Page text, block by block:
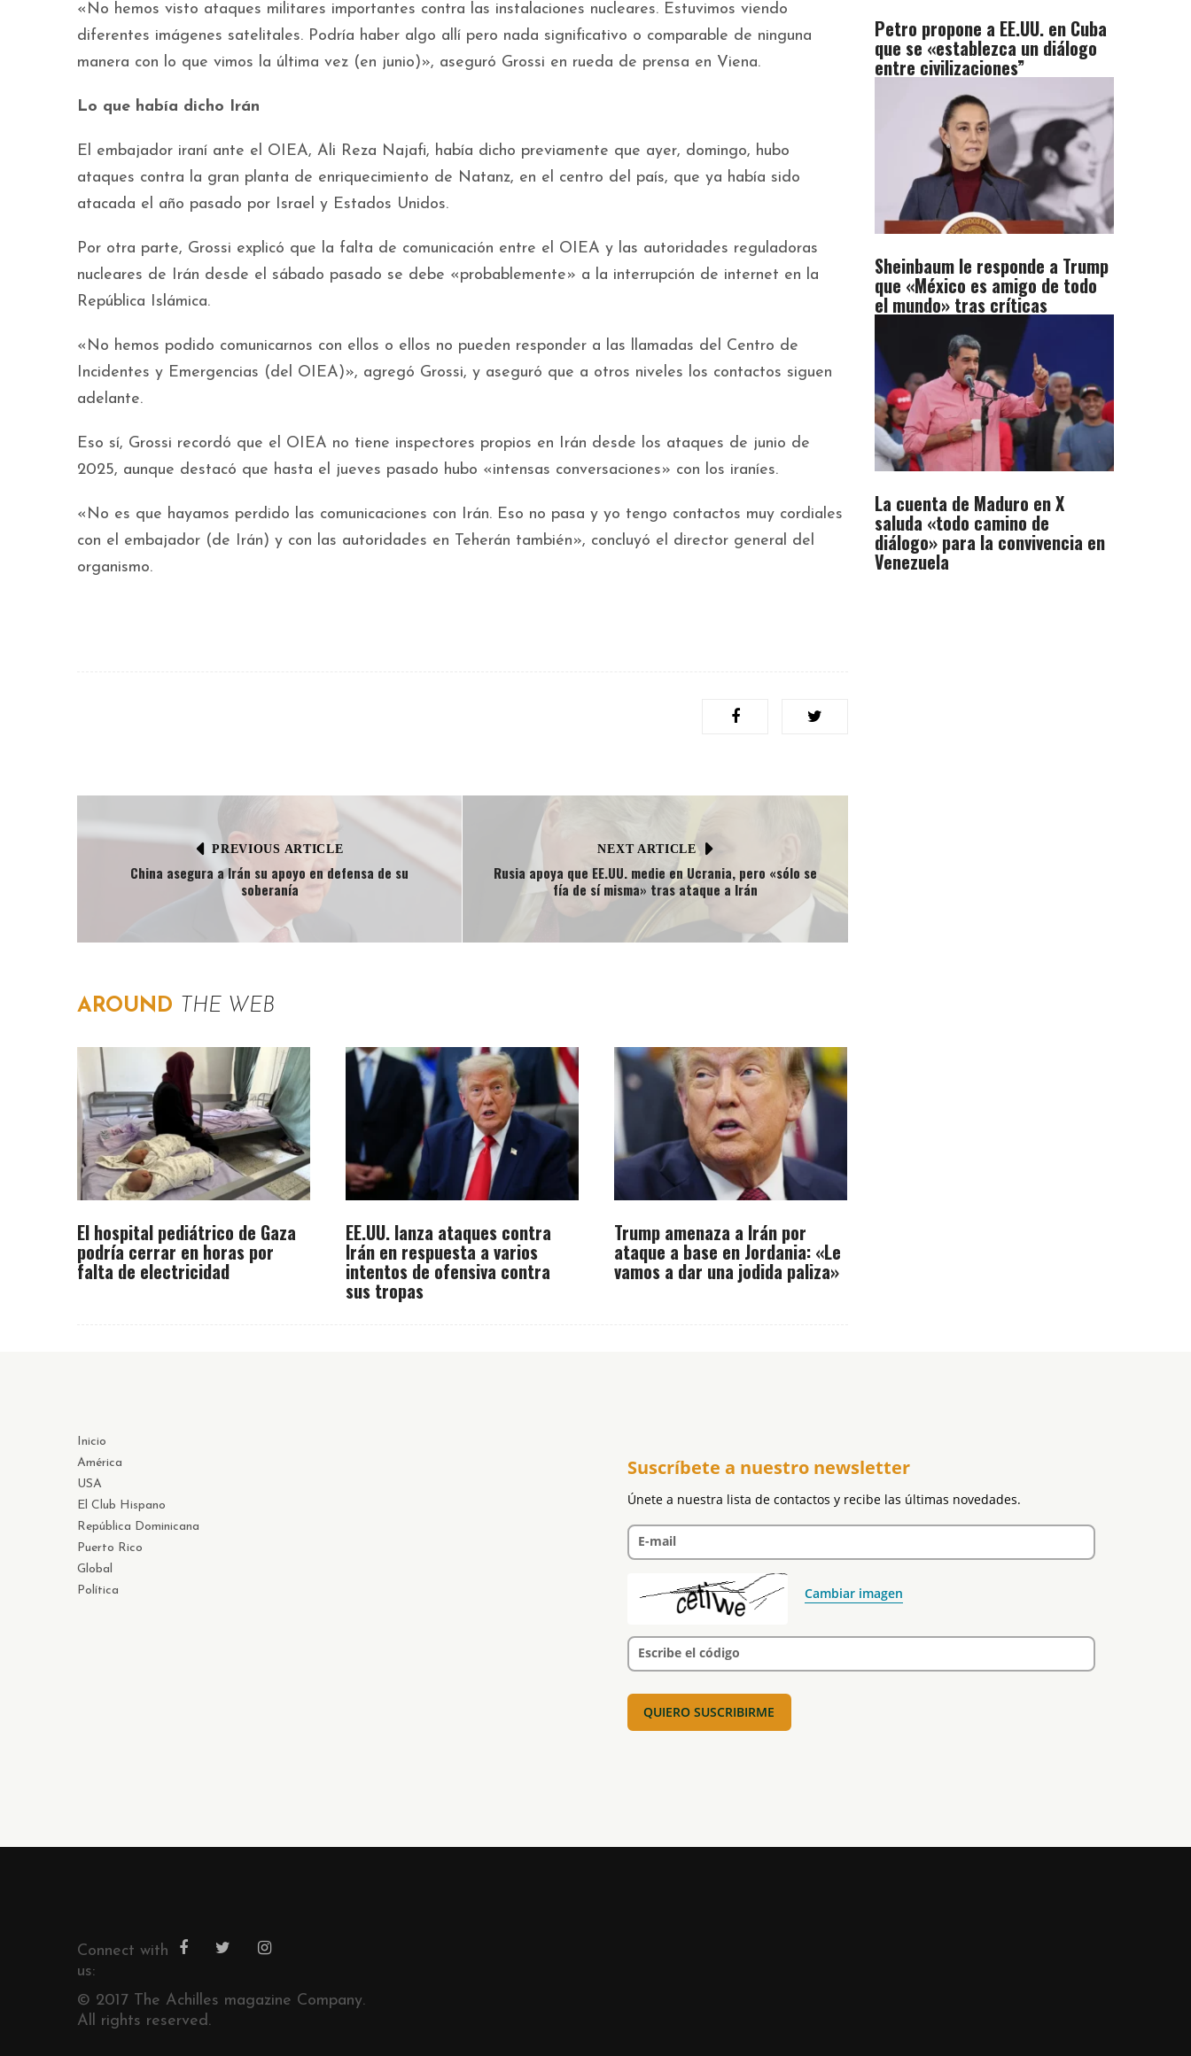
«No hemos visto ataques militares importantes contra las instalaciones nucleares. Estuvimos viendo
diferentes imágenes satelitales. Podría haber algo allí pero nada significativo o comparable de ninguna
manera con lo que vimos la última vez (en junio)», aseguró Grossi en rueda de prensa en Viena.
Lo que había dicho Irán
El embajador iraní ante el OIEA, Ali Reza Najafi, había dicho previamente que ayer, domingo, hubo
ataques contra la gran planta de enriquecimiento de Natanz, en el centro del país, que ya había sido
atacada el año pasado por Israel y Estados Unidos.
Por otra parte, Grossi explicó que la falta de comunicación entre el OIEA y las autoridades reguladoras
nucleares de Irán desde el sábado pasado se debe «probablemente» a la interrupción de internet en la
República Islámica.
«No hemos podido comunicarnos con ellos o ellos no pueden responder a las llamadas del Centro de
Incidentes y Emergencias (del OIEA)», agregó Grossi, y aseguró que a otros niveles los contactos siguen
adelante.
Eso sí, Grossi recordó que el OIEA no tiene inspectores propios en Irán desde los ataques de junio de
2025, aunque destacó que hasta el jueves pasado hubo «intensas conversaciones» con los iraníes.
«No es que hayamos perdido las comunicaciones con Irán. Eso no pasa y yo tengo contactos muy cordiales
con el embajador (de Irán) y con las autoridades en Teherán también», concluyó el director general del
organismo.
PREVIOUS ARTICLE
China asegura a Irán su apoyo en defensa de su
soberanía
NEXT ARTICLE
Rusia apoya que EE.UU. medie en Ucrania, pero «sólo se
fía de sí misma» tras ataque a Irán
AROUND THE WEB
El hospital pediátrico de Gaza
podría cerrar en horas por
falta de electricidad
EE.UU. lanza ataques contra
Irán en respuesta a varios
intentos de ofensiva contra
sus tropas
Trump amenaza a Irán por
ataque a base en Jordania: «Le
vamos a dar una jodida paliza»
Petro propone a EE.UU. en Cuba
que se «establezca un diálogo
entre civilizaciones”
Sheinbaum le responde a Trump
que «México es amigo de todo
el mundo» tras críticas
La cuenta de Maduro en X
saluda «todo camino de
diálogo» para la convivencia en
Venezuela
Inicio
América
USA
El Club Hispano
República Dominicana
Puerto Rico
Global
Política
Suscríbete a nuestro newsletter
Únete a nuestra lista de contactos y recibe las últimas novedades.
E-mail
Cambiar imagen
Escribe el código
Connect with
us:
© 2017 The Achilles magazine Company.
All rights reserved.